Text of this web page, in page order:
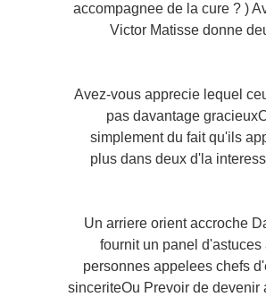
accompagnee de la cure ? )
Victor Matisse donne
«Avez-vous apprecie lequel
pas davantage
simplement du fait qu'ils
plus dans deux d'la
Un arriere orient accroche
fournit un panel
personnes appelees chefs
sinceriteOu Prevoir de devenir